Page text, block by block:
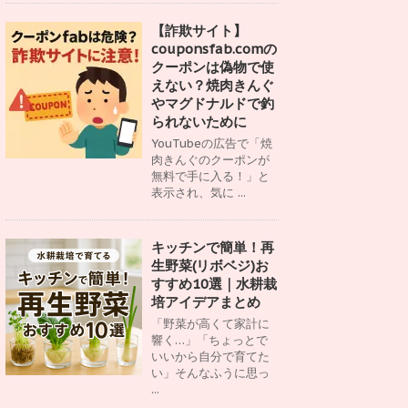
【詐欺サイト】
couponsfab.comの
クーポンは偽物で使
えない？焼肉きんぐ
やマグドナルドで釣
られないために
YouTubeの広告で「焼
肉きんぐのクーポンが
無料で手に入る！」と
表示され、気に ...
キッチンで簡単！再
生野菜(リボベジ)お
すすめ10選｜水耕栽
培アイデアまとめ
「野菜が高くて家計に
響く…」「ちょっとで
いいから自分で育てた
い」そんなふうに思っ
...